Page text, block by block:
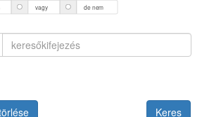
vagy de nem